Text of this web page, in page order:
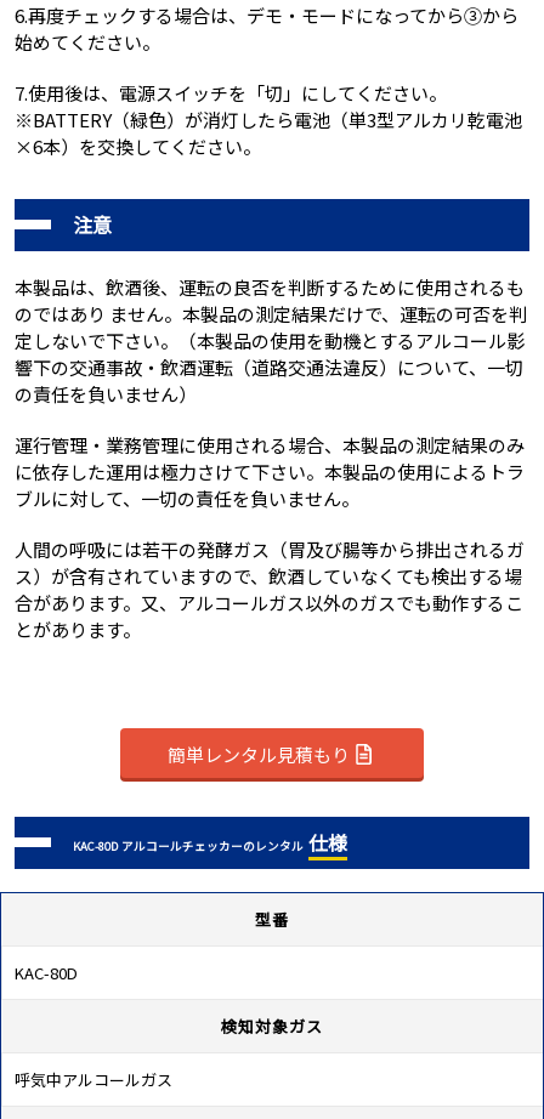
6.再度チェックする場合は、デモ・モードになってから③から
始めてください。
7.使用後は、電源スイッチを「切」にしてください。
※BATTERY（緑色）が消灯したら電池（単3型アルカリ乾電池
×6本）を交換してください。
注意
本製品は、飲酒後、運転の良否を判断するために使用されるも
のではあり ません。本製品の測定結果だけで、運転の可否を判
定しないで下さい。（本製品の使用を動機とするアルコール影
響下の交通事故・飲酒運転（道路交通法違反）について、一切
の責任を負いません）
運行管理・業務管理に使用される場合、本製品の測定結果のみ
に依存した運用は極力さけて下さい。本製品の使用によるトラ
ブルに対して、一切の責任を負いません。
人間の呼吸には若干の発酵ガス（胃及び腸等から排出されるガ
ス）が含有されていますので、飲酒していなくても検出する場
合があります。又、アルコールガス以外のガスでも動作するこ
とがあります。
簡単レンタル見積もり
KAC-80D アルコールチェッカーのレンタル 仕様
型番
KAC-80D
検知対象ガス
呼気中アルコールガス